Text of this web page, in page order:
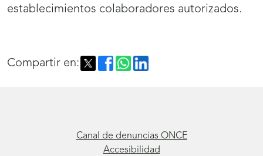
establecimientos colaboradores autorizados.
Compartir en:
Canal de denuncias ONCE
Accesibilidad